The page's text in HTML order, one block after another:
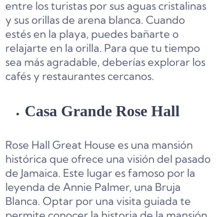
entre los turistas por sus aguas cristalinas
y sus orillas de arena blanca. Cuando
estés en la playa, puedes bañarte o
relajarte en la orilla. Para que tu tiempo
sea más agradable, deberías explorar los
cafés y restaurantes cercanos.
Casa Grande Rose Hall
Rose Hall Great House es una mansión
histórica que ofrece una visión del pasado
de Jamaica. Este lugar es famoso por la
leyenda de Annie Palmer, una Bruja
Blanca. Optar por una visita guiada te